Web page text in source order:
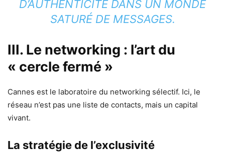
D’AUTHENTICITÉ DANS UN MONDE
SATURÉ DE MESSAGES.
III. Le networking : l’art du
« cercle fermé »
Cannes est le laboratoire du networking sélectif. Ici, le
réseau n’est pas une liste de contacts, mais un capital
vivant.
La stratégie de l’exclusivité